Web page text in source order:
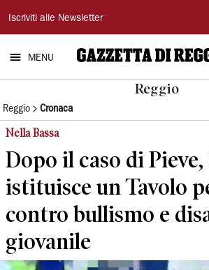
Gazzetta
di
Reggio
Iscriviti alle Newsletter
MENU
Reggio
Reggio Cronaca
Nella Bassa
Dopo il caso di Pieve,
istituisce un Tavolo
contro bullismo e
giovanile